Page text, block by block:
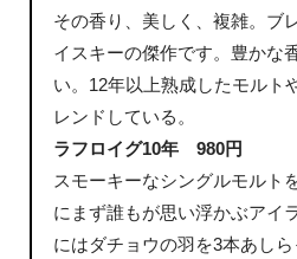
その香り、美しく、複雑。ブ
イスキーの傑作です。豊かな
い。12年以上熟成したモルト
レンドしている。
ラフロイグ10年 980円
スモーキーなシングルモルト
にまず誰もが思い浮かぶアイ
にはダチョウの羽を3本あし